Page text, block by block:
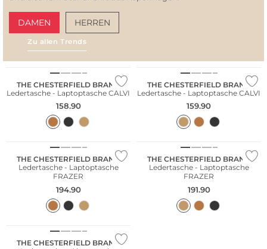
DAMEN HERREN
Zu allen Trends
THE CHESTERFIELD BRAND
Ledertasche - Laptoptasche CALVI
158.90
THE CHESTERFIELD BRAND
Ledertasche - Laptoptasche CALVI
159.90
THE CHESTERFIELD BRAND
Ledertasche - Laptoptasche
FRAZER
194.90
THE CHESTERFIELD BRAND
Ledertasche - Laptoptasche
FRAZER
191.90
THE CHESTERFIELD BRAND